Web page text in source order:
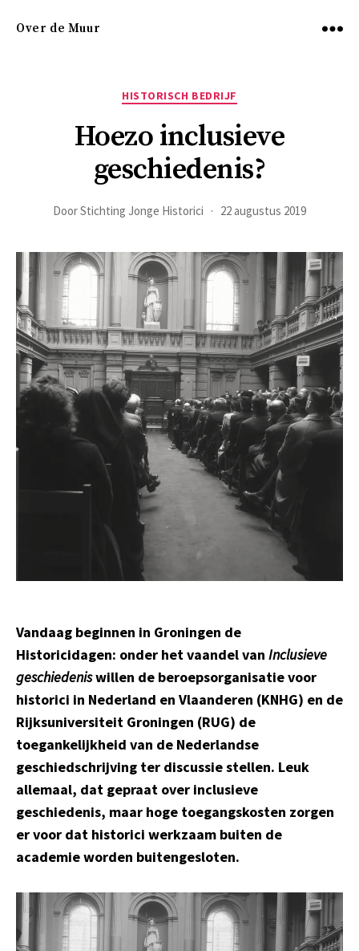
Over de Muur
Categorieën
HISTORISCH BEDRIJF
Hoezo inclusieve
geschiedenis?
DoorStichting Jonge Historici 22 augustus 2019
Vandaag beginnen in Groningen de
Historicidagen: onder het vaandel van Inclusieve
geschiedeniswillen de beroepsorganisatie voor
historici in Nederland en Vlaanderen (KNHG) en de
Rijksuniversiteit Groningen (RUG) de
toegankelijkheid van de Nederlandse
geschiedschrijving ter discussie stellen. Leuk
allemaal, dat gepraat over inclusieve
geschiedenis, maar hoge toegangskosten zorgen
er voor dat historici werkzaam buiten de
academie worden buitengesloten.